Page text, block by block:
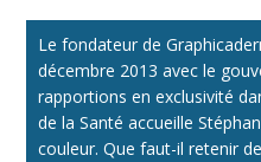
Le fondateur de
décembre 2013 avec le
rapportions en exclusivité
de la Santé accueille
couleur. Que faut-il retenir